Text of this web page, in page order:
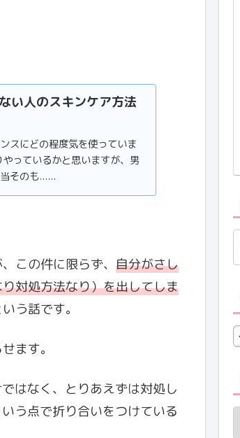
い人のスキンケア方法
スにどの程度気を使っていま
っているかと思いますが、男
そのも......
この件に限らず、 自分がさし
対処方法なり）を出してしま
う話です。
ます。
はなく、とりあえずは対処し
う点で折り合いをつけている